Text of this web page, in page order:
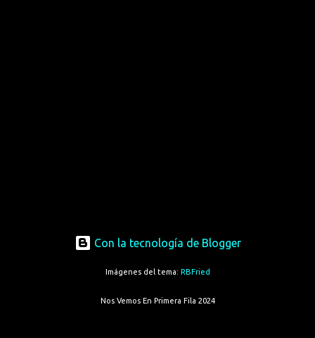
Con la tecnología de Blogger
Imágenes del tema: RBFried
Nos Vemos En Primera Fila 2024